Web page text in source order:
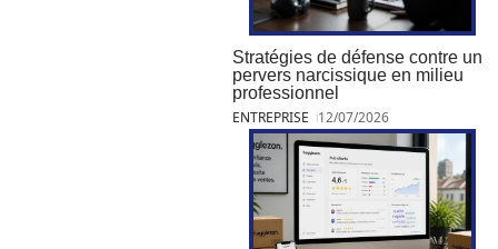
Stratégies de défense contre un
pervers narcissique en milieu
professionnel
ENTREPRISE 12/07/2026